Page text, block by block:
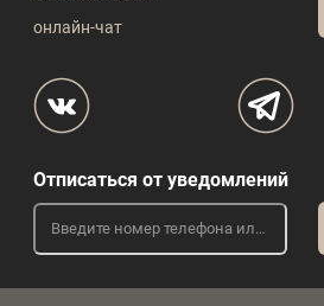
онлайн-чат
Отписаться от уведомлений